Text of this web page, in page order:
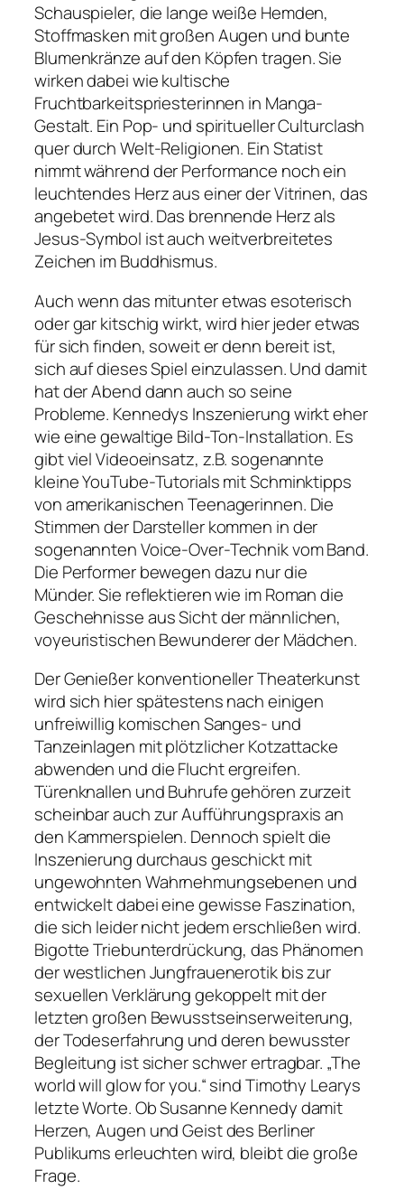
Schauspieler, die lange weiße Hemden,
Stoffmasken mit großen Augen und bunte
Blumenkränze auf den Köpfen tragen. Sie
wirken dabei wie kultische
Fruchtbarkeitspriesterinnen in Manga-
Gestalt. Ein Pop- und spiritueller Culturclash
quer durch Welt-Religionen. Ein Statist
nimmt während der Performance noch ein
leuchtendes Herz aus einer der Vitrinen, das
angebetet wird. Das brennende Herz als
Jesus-Symbol ist auch weitverbreitetes
Zeichen im Buddhismus.
Auch wenn das mitunter etwas esoterisch
oder gar kitschig wirkt, wird hier jeder etwas
für sich finden, soweit er denn bereit ist,
sich auf dieses Spiel einzulassen. Und damit
hat der Abend dann auch so seine
Probleme. Kennedys Inszenierung wirkt eher
wie eine gewaltige Bild-Ton-Installation. Es
gibt viel Videoeinsatz, z.B. sogenannte
kleine YouTube-Tutorials mit Schminktipps
von amerikanischen Teenagerinnen. Die
Stimmen der Darsteller kommen in der
sogenannten Voice-Over-Technik vom Band.
Die Performer bewegen dazu nur die
Münder. Sie reflektieren wie im Roman die
Geschehnisse aus Sicht der männlichen,
voyeuristischen Bewunderer der Mädchen.
Der Genießer konventioneller Theaterkunst
wird sich hier spätestens nach einigen
unfreiwillig komischen Sanges- und
Tanzeinlagen mit plötzlicher Kotzattacke
abwenden und die Flucht ergreifen.
Türenknallen und Buhrufe gehören zurzeit
scheinbar auch zur Aufführungspraxis an
den Kammerspielen. Dennoch spielt die
Inszenierung durchaus geschickt mit
ungewohnten Wahrnehmungsebenen und
entwickelt dabei eine gewisse Faszination,
die sich leider nicht jedem erschließen wird.
Bigotte Triebunterdrückung, das Phänomen
der westlichen Jungfrauenerotik bis zur
sexuellen Verklärung gekoppelt mit der
letzten großen Bewusstseinserweiterung,
der Todeserfahrung und deren bewusster
Begleitung ist sicher schwer ertragbar. „The
world will glow for you.“sind Timothy Learys
letzte Worte. Ob Susanne Kennedy damit
Herzen, Augen und Geist des Berliner
Publikums erleuchten wird, bleibt die große
Frage.